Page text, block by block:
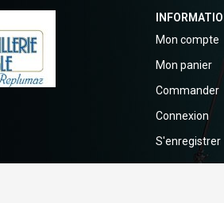
Mon compte
Mon panier
Commander
Connexion
S'enregistrer